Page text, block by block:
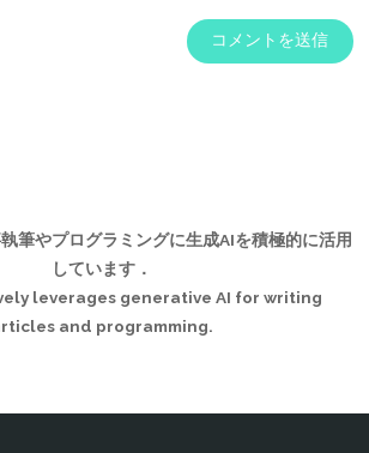
筆やプログラミングに生成AIを積極的に活用
しています．
leverages generative AI for writing
and programming.